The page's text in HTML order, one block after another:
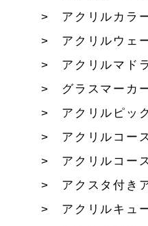
アクリルカラ
アクリルウェ
アクリルマド
グラスマーカ
アクリルピック
アクリルコー
アクリルコー
アクスタ付き
アクリルキュ